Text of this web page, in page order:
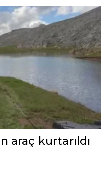
araç kurtarıldı